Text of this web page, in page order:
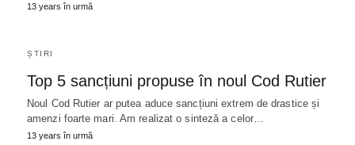
13 years în urmă
ȘTIRI
Top 5 sancțiuni propuse în noul Cod Rutier
Noul Cod Rutier ar putea aduce sancțiuni extrem de drastice și
amenzi foarte mari. Am realizat o sinteză a celor…
13 years în urmă